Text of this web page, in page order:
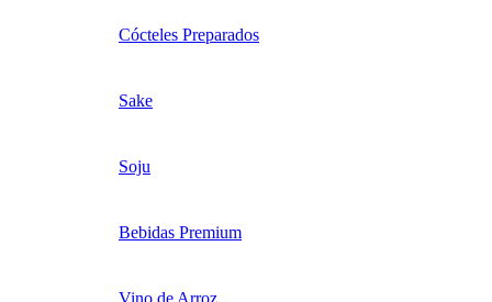
Cócteles Preparados
Sake
Soju
Bebidas Premium
Vino de Arroz